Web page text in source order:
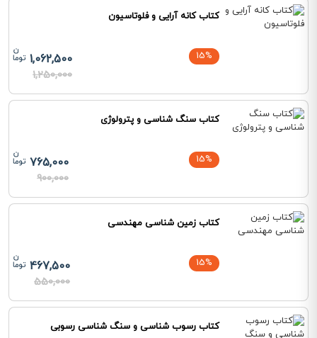
کتاب کانه آرایی و فلوتاسیون
15%
1,062,500
1,250,000
کتاب سنگ شناسی و پترولوژی
15%
765,000
900,000
کتاب زمین شناسی مهندسی
15%
467,500
550,000
کتاب رسوب شناسی و سنگ شناسی رسوبی